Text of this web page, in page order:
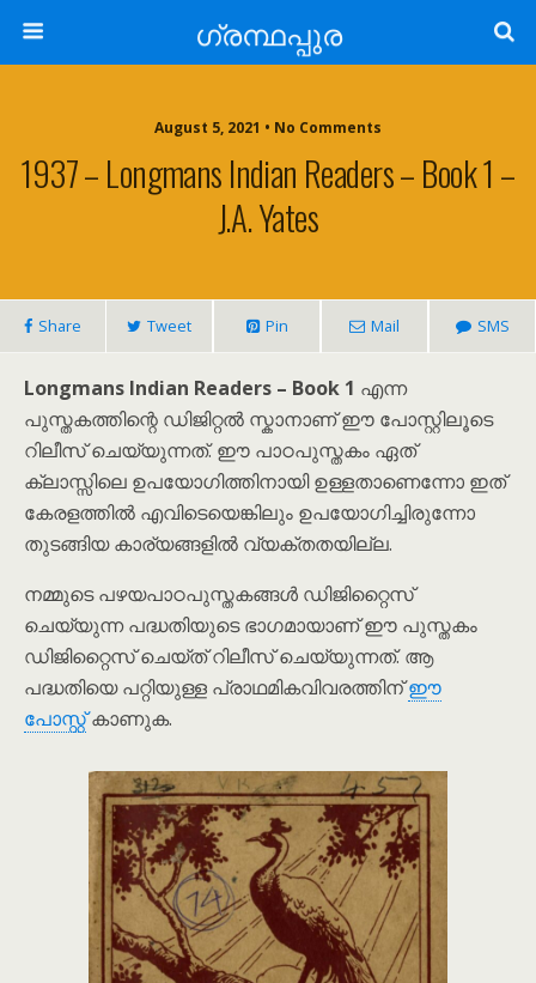
ഗ്രന്ഥപ്പുര
August 5, 2021 • No Comments
1937 – Longmans Indian Readers – Book 1 –
J.A. Yates
Share Tweet Pin Mail SMS
Longmans Indian Readers – Book 1 എന്ന
പുസ്തകത്തിന്റെ ഡിജിറ്റൽ സ്കാനാണ് ഈ പോസ്റ്റിലൂടെ
റിലീസ് ചെയ്യുന്നത്. ഈ പാഠപുസ്തകം ഏത്
ക്ലാസ്സിലെ ഉപയോഗിത്തിനായി ഉള്ളതാണെന്നോ ഇത്
കേരളത്തിൽ എവിടെയെങ്കിലും ഉപയോഗിച്ചിരുന്നോ
തുടങ്ങിയ കാര്യങ്ങളിൽ വ്യക്തതയില്ല.
നമ്മുടെ പഴയപാഠപുസ്തകങ്ങൾ ഡിജിറ്റൈസ്
ചെയ്യുന്ന പദ്ധതിയുടെ ഭാഗമായാണ് ഈ പുസ്തകം
ഡിജിറ്റൈസ് ചെയ്ത് റിലീസ് ചെയ്യുന്നത്. ആ
പദ്ധതിയെ പറ്റിയുള്ള പ്രാഥമികവിവരത്തിന്ഈ
പോസ്റ്റ്കാണുക.